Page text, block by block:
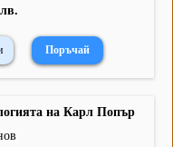
на Карл Попър